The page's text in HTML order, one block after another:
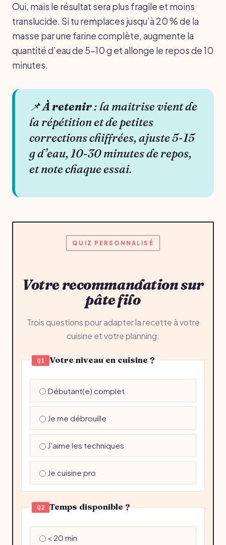
Oui, mais le résultat sera plus fragile et moins
translucide. Si tu remplaces jusqu’à 20 % de la
masse par une farine complète, augmente la
quantité d’eau de 5-10 g et allonge le repos de 10
minutes.
📌À retenir: la maîtrise vient de
la répétition et de petites
corrections chiffrées, ajuste 5-15
g d’eau, 10-30 minutes de repos,
et note chaque essai.
QUIZ PERSONNALISÉ
Votre recommandation sur
pâte filo
Trois questions pour adapter la recette à votre
cuisine et votre planning.
Q1 Votre niveau en cuisine ?
Débutant(e) complet
Je me débrouille
J'aime les techniques
Je cuisine pro
Q2 Temps disponible ?
< 20 min